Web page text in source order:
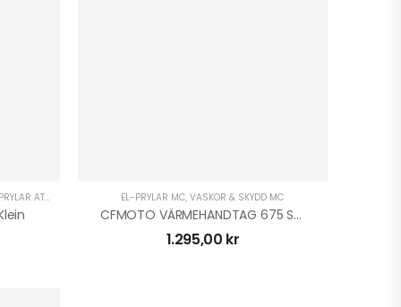
,MP3 TILLBEHÖR
ATV ,EL-PRYLAR MOPED,EL-PRYLAR UTV,GÅRD OCH SKOG
EL-PRYLAR MC,VÄSKOR & SKYDD MC
CFMOTO VÄRMEHANDTAG 675 SR/R
1.295,00 kr